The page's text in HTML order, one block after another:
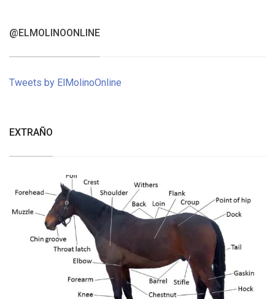
@ELMOLINOONLINE
Tweets by ElMolinoOnline
EXTRAÑO